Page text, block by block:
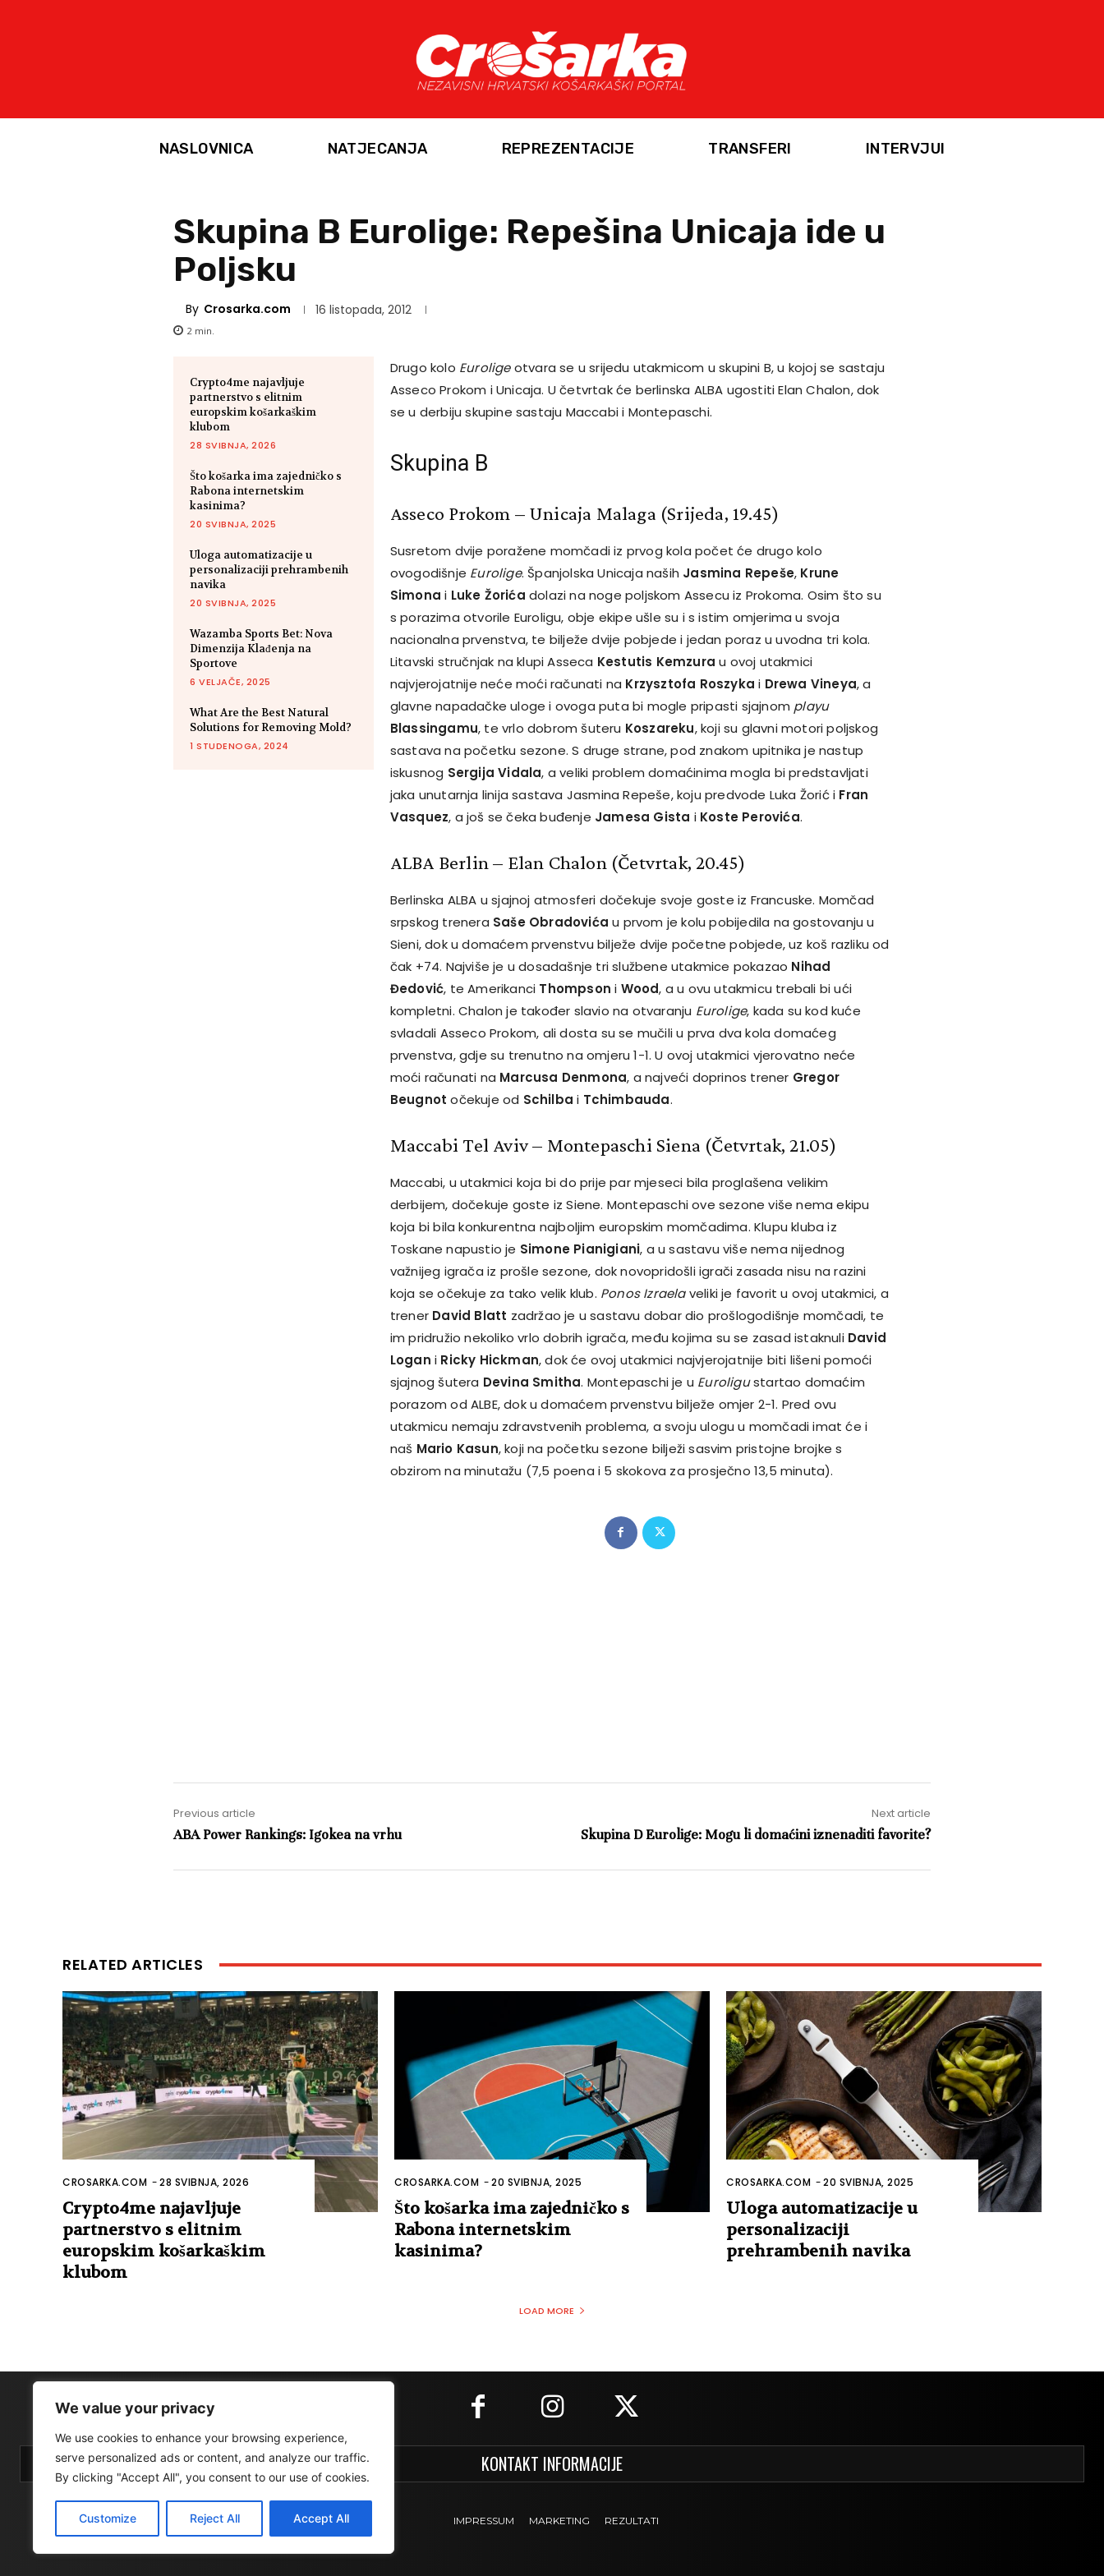
We value your privacy
We use cookies to enhance your browsing experience,
serve personalized ads or content, and analyze our traffic.
By clicking "Accept All", you consent to our use of cookies.
Customize Reject All Accept All
NASLOVNICA NATJECANJA REPREZENTACIJE TRANSFERI INTERVJUI
Skupina B Eurolige: Repešina Unicaja ide u
Poljsku
By Crosarka.com 16 listopada, 2012
2 min.
Crypto4me najavljuje
partnerstvo s elitnim
europskim košarkaškim
klubom
28 SVIBNJA, 2026
Što košarka ima zajedničko s
Rabona internetskim
kasinima?
20 SVIBNJA, 2025
Uloga automatizacije u
personalizaciji prehrambenih
navika
20 SVIBNJA, 2025
Wazamba Sports Bet: Nova
Dimenzija Klađenja na
Sportove
6 VELJAČE, 2025
What Are the Best Natural
Solutions for Removing Mold?
1 STUDENOGA, 2024
Drugo kolo Euroligeotvara se u srijedu utakmicom u skupini B, u kojoj se sastaju
Asseco Prokom i Unicaja. U četvrtak će berlinska ALBA ugostiti Elan Chalon, dok
se u derbiju skupine sastaju Maccabi i Montepaschi.
Skupina B
Asseco Prokom – Unicaja Malaga (Srijeda, 19.45)
Susretom dvije poražene momčadi iz prvog kola počet će drugo kolo
ovogodišnje Eurolige. Španjolska Unicaja naših Jasmina Repeše, Krune
Simona i Luke Žorića dolazi na noge poljskom Assecu iz Prokoma. Osim što su
s porazima otvorile Euroligu, obje ekipe ušle su i s istim omjerima u svoja
nacionalna prvenstva, te bilježe dvije pobjede i jedan poraz u uvodna tri kola.
Litavski stručnjak na klupi Asseca Kestutis Kemzura u ovoj utakmici
najvjerojatnije neće moći računati na Krzysztofa Roszyka i Drewa Vineya, a
glavne napadačke uloge i ovoga puta bi mogle pripasti sjajnom playu
Blassingamu, te vrlo dobrom šuteru Koszareku, koji su glavni motori poljskog
sastava na početku sezone. S druge strane, pod znakom upitnika je nastup
iskusnog Sergija Vidala, a veliki problem domaćinima mogla bi predstavljati
jaka unutarnja linija sastava Jasmina Repeše, koju predvode Luka Žorić i Fran
Vasquez, a još se čeka buđenje Jamesa Gista i Koste Perovića.
ALBA Berlin – Elan Chalon (Četvrtak, 20.45)
Berlinska ALBA u sjajnoj atmosferi dočekuje svoje goste iz Francuske. Momčad
srpskog trenera Saše Obradovića u prvom je kolu pobijedila na gostovanju u
Sieni, dok u domaćem prvenstvu bilježe dvije početne pobjede, uz koš razliku od
čak +74. Najviše je u dosadašnje tri službene utakmice pokazao Nihad
Đedović, te Amerikanci Thompson i Wood, a u ovu utakmicu trebali bi ući
kompletni. Chalon je također slavio na otvaranju Eurolige, kada su kod kuće
svladali Asseco Prokom, ali dosta su se mučili u prva dva kola domaćeg
prvenstva, gdje su trenutno na omjeru 1-1. U ovoj utakmici vjerovatno neće
moći računati na Marcusa Denmona, a najveći doprinos trener Gregor
Beugnot očekuje od Schilba i Tchimbauda.
Maccabi Tel Aviv – Montepaschi Siena (Četvrtak, 21.05)
Maccabi, u utakmici koja bi do prije par mjeseci bila proglašena velikim
derbijem, dočekuje goste iz Siene. Montepaschi ove sezone više nema ekipu
koja bi bila konkurentna najboljim europskim momčadima. Klupu kluba iz
Toskane napustio je Simone Pianigiani, a u sastavu više nema nijednog
važnijeg igrača iz prošle sezone, dok novopridošli igrači zasada nisu na razini
koja se očekuje za tako velik klub. Ponos Izraelaveliki je favorit u ovoj utakmici, a
trener David Blatt zadržao je u sastavu dobar dio prošlogodišnje momčadi, te
im pridružio nekoliko vrlo dobrih igrača, među kojima su se zasad istaknuli David
Logan i Ricky Hickman, dok će ovoj utakmici najvjerojatnije biti lišeni pomoći
sjajnog šutera Devina Smitha. Montepaschi je u Euroligustartao domaćim
porazom od ALBE, dok u domaćem prvenstvu bilježe omjer 2-1. Pred ovu
utakmicu nemaju zdravstvenih problema, a svoju ulogu u momčadi imat će i
naš Mario Kasun, koji na početku sezone bilježi sasvim pristojne brojke s
obzirom na minutažu (7,5 poena i 5 skokova za prosječno 13,5 minuta).
Previous article
ABA Power Rankings: Igokea na vrhu
Next article
Skupina D Eurolige: Mogu li domaćini iznenaditi favorite?
RELATED ARTICLES
CROSARKA.COM -28 SVIBNJA, 2026
Crypto4me najavljuje
partnerstvo s elitnim
europskim košarkaškim
klubom
CROSARKA.COM -20 SVIBNJA, 2025
Što košarka ima zajedničko s
Rabona internetskim
kasinima?
CROSARKA.COM -20 SVIBNJA, 2025
Uloga automatizacije u
personalizaciji
prehrambenih navika
LOAD MORE
KONTAKT INFORMACIJE
IMPRESSUM MARKETING REZULTATI